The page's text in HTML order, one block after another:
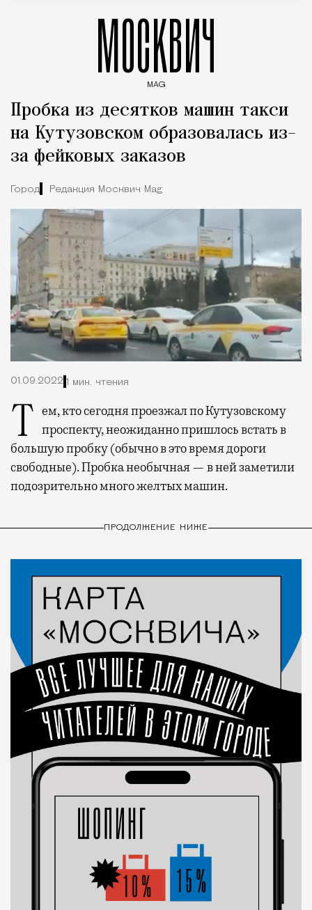
МОСКВИЧ
MAG
Пробка из десятков машин такси
на Кутузовском образовалась из-
за фейковых заказов
Город Редакция Москвич Mag
01.09.2022 1 мин. чтения
Тем, кто сегодня проезжал по Кутузовскому проспекту, неожиданно пришлось встать в
большую пробку (обычно в это время дороги
свободные). Пробка необычная — в ней заметили
подозрительно много желтых машин.
ПРОДОЛЖЕНИЕ НИЖЕ